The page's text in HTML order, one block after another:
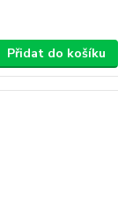
Přidat do košíku